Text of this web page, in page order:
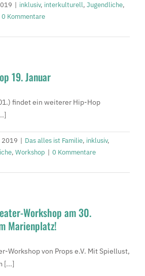
| inklusiv, interkulturell, Jugendliche,
0 Kommentare
19. Januar
findet ein weiterer Hip-Hop
2019 | Das alles ist Familie, inklusiv,
, Workshop | 0 Kommentare
Workshop am 30.
Marienplatz!
Workshop von Props e.V. Mit Spiellust,
[...]